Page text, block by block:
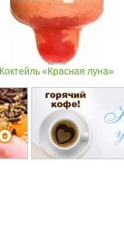
Коктейль «Красная луна»